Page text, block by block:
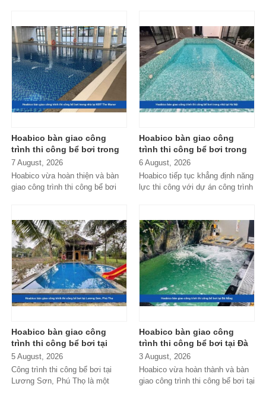
Hoabico bàn giao công
trình thi công bể bơi trong
nhà tại KĐT The Manor
7 August, 2026
Hoabico vừa hoàn thiện và bàn
giao công trình thi công bể bơi
Hoabico bàn giao công
trình thi công bể bơi trong
nhà tại Hà Nội
6 August, 2026
Hoabico tiếp tục khẳng định năng
lực thi công với dự án công trình
Hoabico bàn giao công
trình thi công bể bơi tại
Lương Sơn, Phú Thọ
5 August, 2026
Công trình thi công bể bơi tại
Lương Sơn, Phú Thọ là một
Hoabico bàn giao công
trình thi công bể bơi tại Đà
Nẵng
3 August, 2026
Hoabico vừa hoàn thành và bàn
giao công trình thi công bể bơi tại